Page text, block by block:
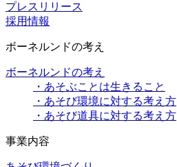
プレスリリース
採用情報
ボーネルンドの考え
ボーネルンドの考え
・あそぶことは生きること
・あそび環境に対する考え方
・あそび道具に対する考え方
事業内容